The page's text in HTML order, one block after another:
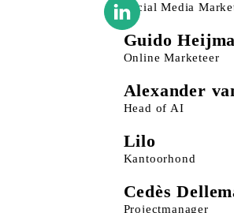
Social Media
Guido
Online Marketeer
Alexander
Head of AI
Lilo
Kantoorhond
Cedès
Projectmanager